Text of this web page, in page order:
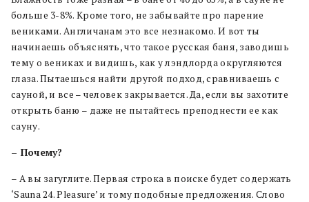
больше 3-8%. Кроме того, не забывайте про парение
вениками. Англичанам это все незнакомо. И вот ты
начинаешь объяснять, что такое русская баня, заводишь
тему о вениках и видишь, как у лэндлорда округляются
глаза. Пытаешься найти другой подход, сравниваешь с
сауной, и все – человек закрывается. Да, если вы захотите
открыть баню – даже не пытайтесь преподнести ее как
сауну.
– Почему?
– А вы загуглите. Первая строка в поиске будет содержать
‘Sauna 24. Pleasure’ и тому подобные предложения. Слово